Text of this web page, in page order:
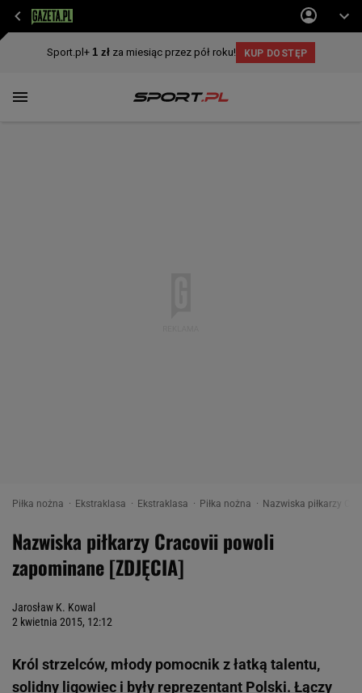
Piłka nożna Ekstraklasa Ekstraklasa Piłka nożna Nazwiska piłkarzy
Nazwiska piłkarzy Cracovii powoli
zapominane [ZDJĘCIA]
Jarosław K. Kowal
2 kwietnia 2015, 12:12
Król strzelców, młody pomocnik z łatką talentu,
solidny ligowiec i były reprezentant Polski. Łączy